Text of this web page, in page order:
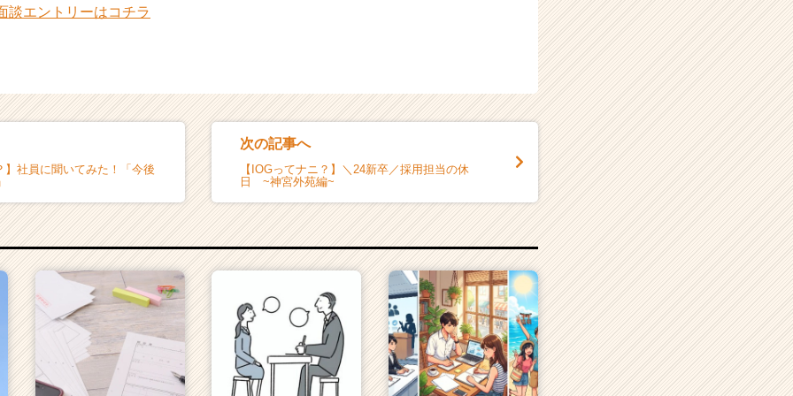
談エントリーはコチラ
】社員に聞いてみた！「今後
次の記事へ
【IOGってナニ？】＼24新卒／採用担当の休
日 ~神宮外苑編~